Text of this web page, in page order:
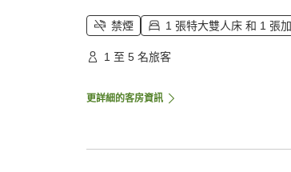
禁煙 1 張特大雙人床 和 1 張
1 至 5 名旅客
更詳細的客房資訊